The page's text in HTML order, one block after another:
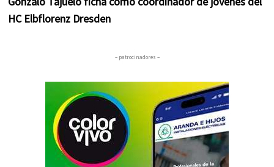
HC Elbflorenz Dresden
– patrocinadores –